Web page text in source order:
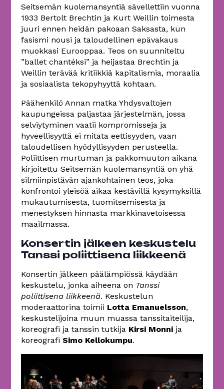
Seitsemän kuolemansyntiä sävellettiin vuonna
1933 Bertolt Brechtin ja Kurt Weillin toimesta
juuri ennen heidän pakoaan Saksasta, kun
fasismi nousi ja taloudellinen epävakaus
muokkasi Eurooppaa. Teos on suunniteltu
”ballet chantéksi” ja heijastaa Brechtin ja
Weillin terävää kritiikkiä kapitalismia, moraalia
ja sosiaalista tekopyhyyttä kohtaan.
Päähenkilö Annan matka Yhdysvaltojen
kaupungeissa paljastaa järjestelmän, jossa
selviytyminen vaatii kompromisseja ja
hyveellisyyttä ei mitata eettisyyden, vaan
taloudellisen hyödyllisyyden perusteella.
Poliittisen murtuman ja pakkomuuton aikana
kirjoitettu Seitsemän kuolemansyntiä on yhä
silmiinpistävän ajankohtainen teos, joka
konfrontoi yleisöä aikaa kestävillä kysymyksillä
mukautumisesta, tuomitsemisesta ja
menestyksen hinnasta markkinavetoisessa
maailmassa.
Konsertin jälkeen keskustelu
Tanssi poliittisena liikkeenä
Konsertin jälkeen päälämpiössä käydään
keskustelu, jonka aiheena on Tanssi
poliittisena liikkeenä. Keskustelun
moderaattorina toimii Lotta Emanuelsson,
keskustelijoina muun muassa tanssitaiteilija,
koreografi ja tanssin tutkija Kirsi Monni ja
koreografiSimo Kellokumpu.